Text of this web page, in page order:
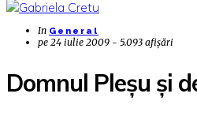
In General
pe 24 iulie 2009 - 5.093 afișări
Domnul Pleșu și